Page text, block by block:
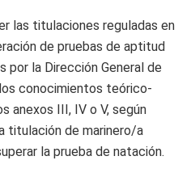
las titulaciones reguladas en
de pruebas de aptitud
por la Dirección General de
conocimientos teórico-
anexos III, IV o V, según
titulación de marinero/a
la prueba de natación.